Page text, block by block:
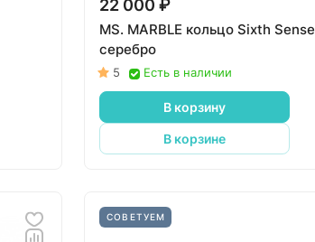
22 000 ₽
MS. MARBLE кольцо Sixth Sense
серебро
5 Есть в наличии
В корзину
В корзине
СОВЕТУЕМ